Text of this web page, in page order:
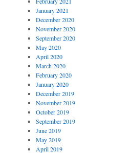
January 2021
December 2020
November 2020
September 2020
May 2020
April 2020
March 2020
February 2020
January 2020
December 2019
November 2019
October 2019
September 2019
June 2019
May 2019
April 2019